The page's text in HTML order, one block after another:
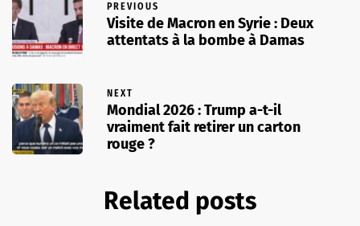
PREVIOUS
Visite de Macron en Syrie : Deux
attentats à la bombe à Damas
NEXT
Mondial 2026 : Trump a-t-il
vraiment fait retirer un carton
rouge ?
Related posts